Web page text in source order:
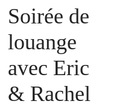
Soirée de
louange
avec Eric
& Rachel